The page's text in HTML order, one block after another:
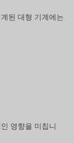
된 대형 기계에는
영향을 미칩니